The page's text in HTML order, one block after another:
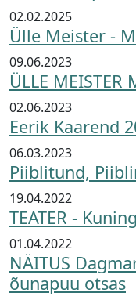
02.02.2025
Ülle Meister -
09.06.2023
ÜLLE
02.06.2023
Eerik Kaarend
06.03.2023
Piiblitund,
19.04.2022
TEATER -
01.04.2022
NÄITUS
õunapuu otsas